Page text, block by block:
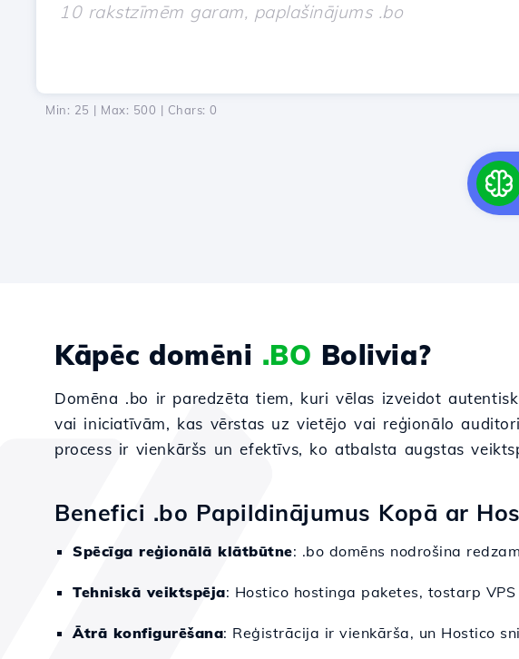
Min: 25 | Max: 500 | Chars: 0
Kāpēc domēni .BO Bolivia?
Domēna .bo ir paredzēta tiem, kuri vēlas izveidot
vai iniciatīvām, kas vērstas uz vietējo vai reģionālo
process ir vienkāršs un efektīvs, ko atbalsta augstas
Benefici .bo Papildinājumus Kopā ar
Spēcīga reģionālā klātbūtne: .bo domēns nodrošina
Tehniskā veiktspēja: Hostico hostinga paketes, tostarp
Ātrā konfigurēšana: Reģistrācija ir vienkārša, un Hostico